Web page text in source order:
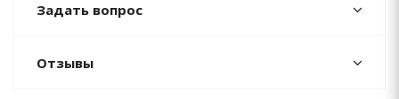
Задать вопрос
Отзывы